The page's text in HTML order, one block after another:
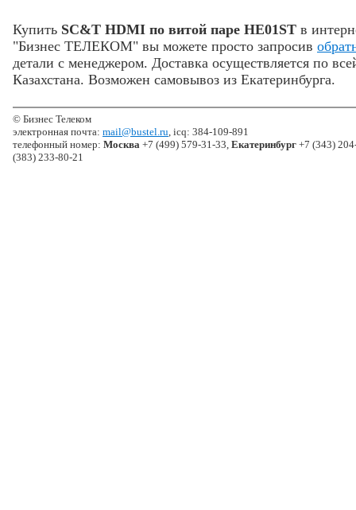
Купить SC&T HDMI по витой паре HE01ST в
"Бизнес ТЕЛЕКОМ" вы можете просто запросив
детали с менеджером. Доставка осуществляется по
Казахстана. Возможен самовывоз из Екатеринбурга.
© Бизнес Телеком
электронная почта: mail@bustel.ru, icq: 384-109-891
телефонный номер: Москва +7 (499) 579-31-33, Екатеринбург +7 (343)
(383) 233-80-21